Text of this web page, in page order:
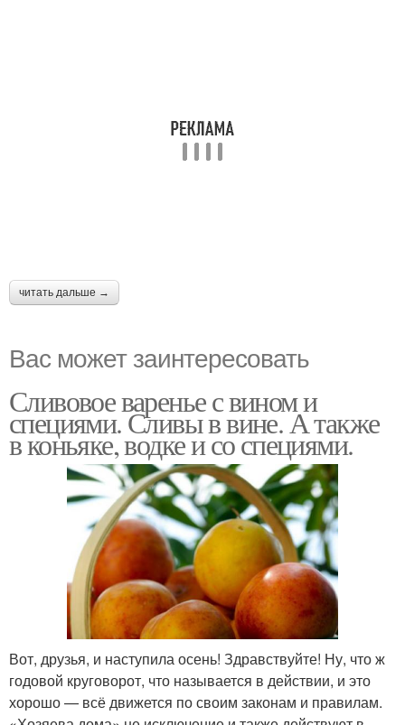
читать дальше →
Вас может заинтересовать
Сливовое варенье с вином и
специями. Сливы в вине. А также
в коньяке, водке и со специями.
Вот, друзья, и наступила осень! Здравствуйте! Ну, что ж
годовой круговорот, что называется в действии, и это
хорошо — всё движется по своим законам и правилам.